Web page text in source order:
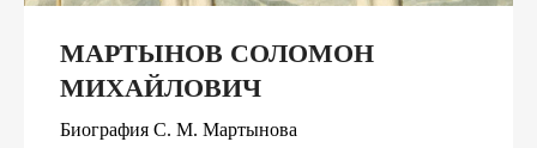
МАРТЫНОВ СОЛОМОН
МИХАЙЛОВИЧ
Биография С. М. Мартынова